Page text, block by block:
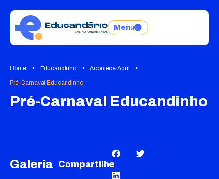
Menu
Home Educandinho Acontece Aqui
Pré-Carnaval Educandinho
Pré-Carnaval Educandinho
Galeria Compartilhe